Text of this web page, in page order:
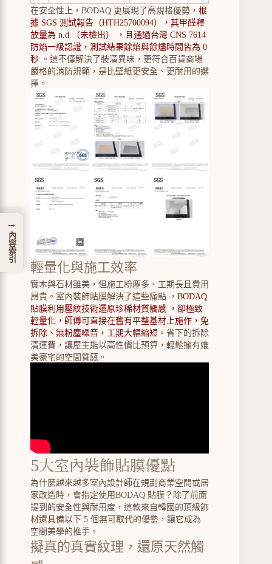
在安全性上，BODAQ 更展現了高規格優勢， 根
據 SGS 測試報告（HTH25700094），其甲醛釋
放量為 n.d.（未檢出） ，且通過台灣 CNS 7614
防焰一級認證，測試結果餘焰與餘燼時間皆為 0
秒 。這不僅解決了裝潢異味，更符合百貨商場
嚴格的消防規範，是比壁紙更安全、更耐用的選
擇。
輕量化與施工效率
實木與石材雖美，但施工粉塵多、工期長且費用
昂貴。室內裝飾貼膜解決了這些痛點 ， BODAQ
貼膜利用壓紋技術還原珍稀材質觸感 ，卻極致
輕量化，師傅可直接在舊有平整基材上施作，免
拆除、無粉塵噪音，工期大幅縮短 。省下的拆除
清運費，讓屋主能以高性價比預算，輕鬆擁有媲
美豪宅的空間質感。
5大室內裝飾貼膜優點
為什麼越來越多室內設計師在規劃商業空間或居
家改造時，會指定使用BODAQ 貼膜？除了前面
提到的安全性與耐用度，這款來自韓國的頂級飾
材還具備以下 5 個無可取代的優勢，讓它成為
空間美學的推手。
擬真的真實紋理，還原天然觸
→
內容索引